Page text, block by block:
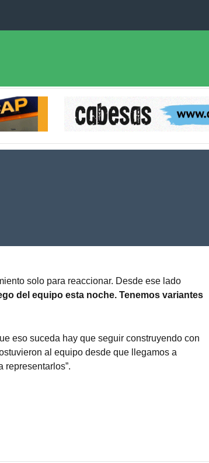
solo para reaccionar. Desde ese lado
del equipo esta noche. Tenemos variantes
eso suceda hay que seguir construyendo con
al equipo desde que llegamos a
representarlos”.